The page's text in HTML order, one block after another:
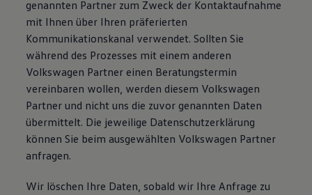
genannten Partner zum Zweck der Kontaktaufnahme
mit Ihnen über Ihren präferierten
Kommunikationskanal verwendet. Sollten Sie
während des Prozesses mit einem anderen
Volkswagen Partner einen Beratungstermin
vereinbaren wollen, werden diesem Volkswagen
Partner und nicht uns die zuvor genannten Daten
übermittelt. Die jeweilige Datenschutzerklärung
können Sie beim ausgewählten Volkswagen Partner
anfragen.
Wir löschen Ihre Daten, sobald wir Ihre Anfrage zu